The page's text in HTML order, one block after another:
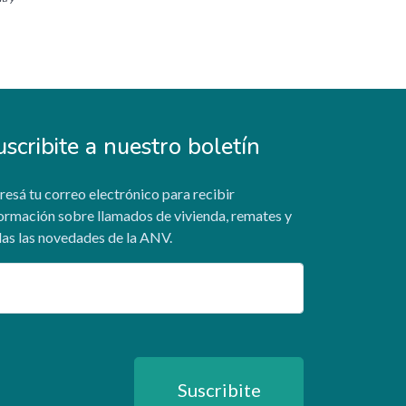
a nuestro boletín
tu correo electrónico para recibir
sobre llamados de vivienda, remates y
las novedades de la ANV.
Suscribite